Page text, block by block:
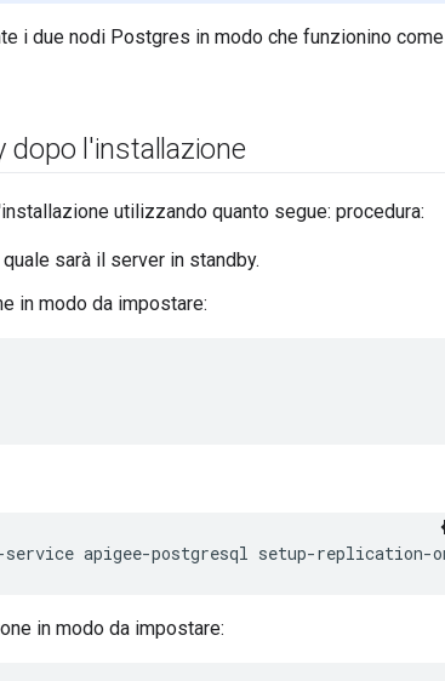
i due nodi Postgres in modo che funzionino come
dopo l'installazione
utilizzando quanto segue: procedura:
sarà il server in standby.
in modo da impostare:
apigee-postgresql setup-replication-
in modo da impostare: